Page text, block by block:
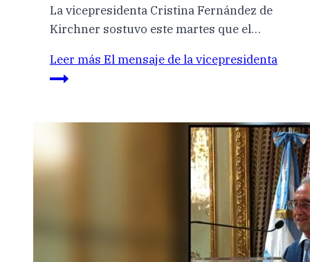
La vicepresidenta Cristina Fernández de
Kirchner sostuvo este martes que el…
Leer más El mensaje de la vicepresidenta